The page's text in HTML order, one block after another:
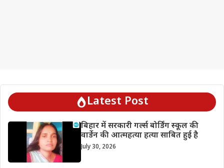
Latest Post
बिहार में सरकारी गर्ल्स बोर्डिंग स्कूल की
वार्डेन की आत्महत्या हत्या साबित हुई है
July 30, 2026